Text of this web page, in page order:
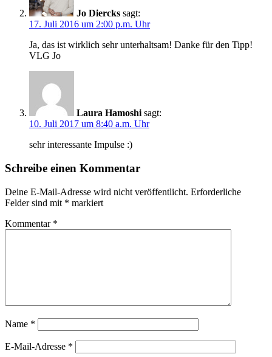
Jo Diercks sagt:
17. Juli 2016 um 2:00 p.m. Uhr
Ja, das ist wirklich sehr unterhaltsam! Danke für den Tipp!
VLG Jo
Laura Hamoshi sagt:
10. Juli 2017 um 8:40 a.m. Uhr
sehr interessante Impulse :)
Schreibe einen Kommentar
Deine E-Mail-Adresse wird nicht veröffentlicht. Erforderliche
Felder sind mit * markiert
Kommentar *
Name *
E-Mail-Adresse *